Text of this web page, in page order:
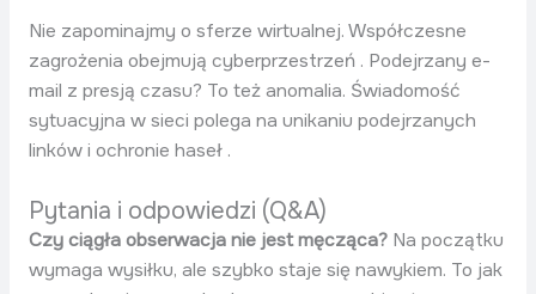
Nie zapominajmy o sferze wirtualnej. Współczesne
zagrożenia obejmują cyberprzestrzeń . Podejrzany e-
mail z presją czasu? To też anomalia. Świadomość
sytuacyjna w sieci polega na unikaniu podejrzanych
linków i ochronie haseł .
Pytania i odpowiedzi (Q&A)
Czy ciągła obserwacja nie jest męcząca?Na początku
wymaga wysiłku, ale szybko staje się nawykiem. To jak